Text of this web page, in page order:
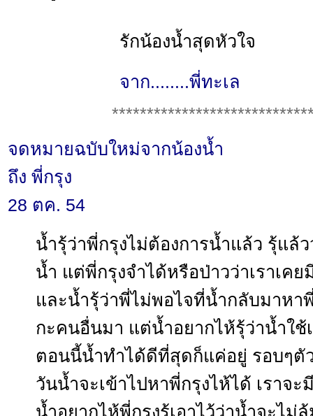
รักน้องน้ำสุดหัวใจ
จาก........พี่ทะเล
จดหมายฉบับใหม่จากน้องน้ำ
ถึง พี่กรุง
28 ตค. 54
น้ำรุ้ว่าพี่กรุงไม่ต้องการน้ำแล้ว รุ้แ
น้ำ แต่พี่กรุงจำได้หรือป่าวว่าเราเ
และน้ำรุ้ว่าพี่ไม่พอไจที่น้ำกลับมาห
กะคนอื่นมา แต่น้ำอยากไห้รุ้ว่าน้ำใช้
ตอนนี้น้ำทำได้ดีที่สุดก็แค่อยู่ รอบๆตั
วันน้ำจะเข้าไปหาพี่กรุงไห้ได้ เราจ
น้ำอยากไห้พี่กรุงรุ้เอาไว้ว่าน้ำจะไม่